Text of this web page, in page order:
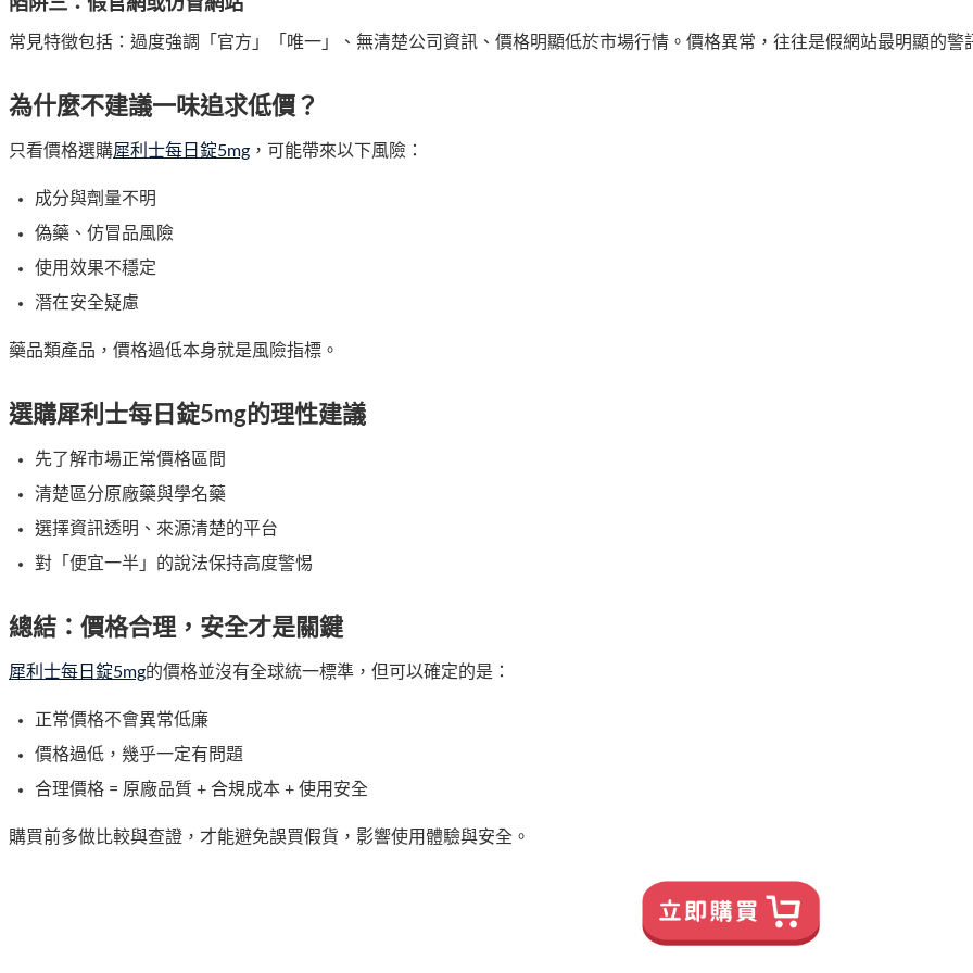
常見特徵包括：過度強調「官方」「唯一」、無清楚公司資訊、價格明顯低於市場行情。價格異常，往往是假網站最明顯的警
為什麼不建議一味追求低價？
只看價格選購犀利士每日錠5mg ，可能帶來以下風險：
成分與劑量不明
偽藥、仿冒品風險
使用效果不穩定
潛在安全疑慮
藥品類產品，價格過低本身就是風險指標。
選購犀利士每日錠5mg的理性建議
先了解市場正常價格區間
清楚區分原廠藥與學名藥
選擇資訊透明、來源清楚的平台
對「便宜一半」的說法保持高度警惕
總結：價格合理，安全才是關鍵
犀利士每日錠5mg的價格並沒有全球統一標準，但可以確定的是：
正常價格不會異常低廉
價格過低，幾乎一定有問題
合理價格 = 原廠品質 + 合規成本 + 使用安全
購買前多做比較與查證，才能避免誤買假貨，影響使用體驗與安全。